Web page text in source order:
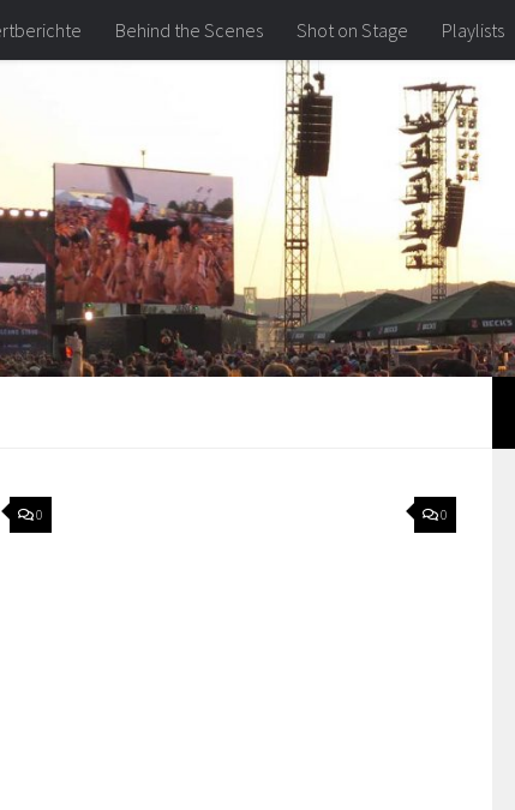
Behind the Scenes Shot on Stage Playlists
0 0